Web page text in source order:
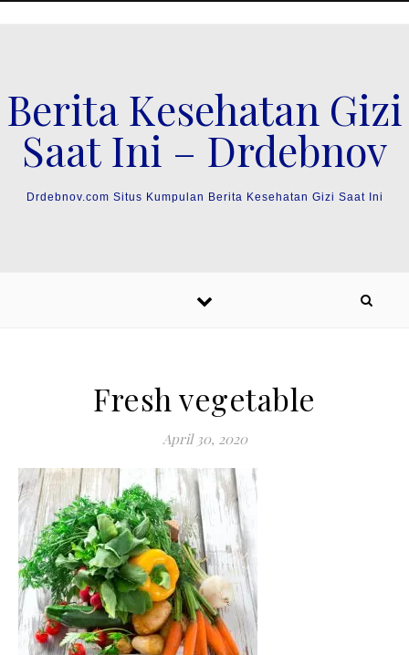
Berita Kesehatan Gizi
Saat Ini – Drdebnov
Drdebnov.com Situs Kumpulan Berita Kesehatan Gizi Saat Ini
Fresh vegetable
April 30, 2020